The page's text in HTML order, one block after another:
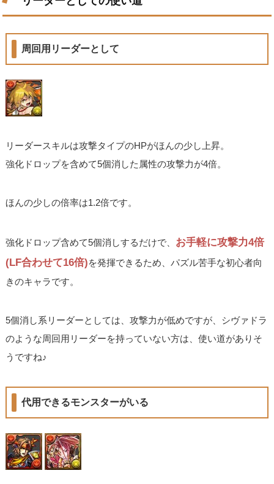
周回用リーダーとして
リーダースキルは攻撃タイプのHPがほんの少し上昇。
強化ドロップを含めて5個消した属性の攻撃力が4倍。
ほんの少しの倍率は1.2倍です。
強化ドロップ含めて5個消しするだけで、 お手軽に攻撃力4倍
(LF合わせて16倍)を発揮できるため、パズル苦手な初心者向
きのキャラです。
5個消し系リーダーとしては、攻撃力が低めですが、シヴァドラ
のような周回用リーダーを持っていない方は、使い道がありそ
うですね♪
代用できるモンスターがいる